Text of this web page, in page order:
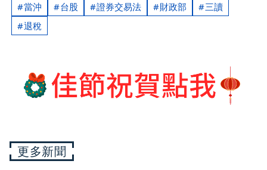
當沖 台股 證券交易法 財政部
三讀
退稅
更多新聞